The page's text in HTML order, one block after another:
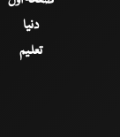
دنیا
تعلیم